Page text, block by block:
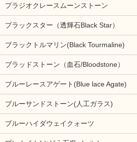
プラジオクレースムーンストーン
ブラックスター（透輝石Black Star）
ブラックトルマリン(Black Tourmaline)
ブラッドストーン（血石/Bloodstone）
ブルーレースアゲート(Blue lace Agate)
ブルーサンドストーン(人工ガラス)
ブルーハイダウェイクォーツ